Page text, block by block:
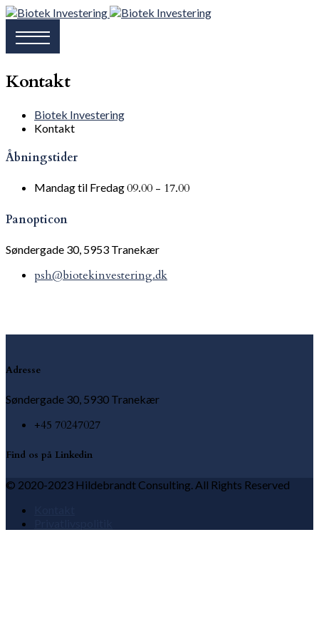
Kontakt
Biotek Investering
Kontakt
Åbningstider
Mandag til Fredag09.00 - 17.00
Panopticon
Søndergade 30, 5953 Tranekær
psh@biotekinvestering.dk
Adresse
Søndergade 30, 5930 Tranekær
+45 70247027
Find os på Linkedin
© 2020-2023 Hildebrandt Consulting. All Rights Reserved